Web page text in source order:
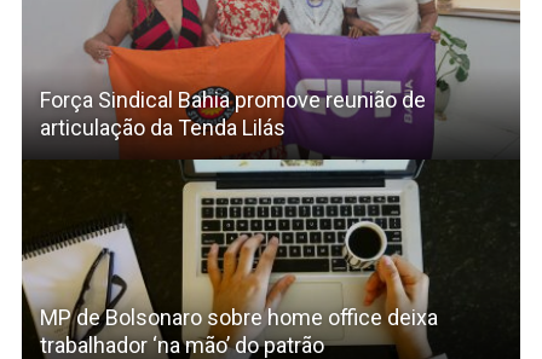
Força Sindical Bahia promove reunião de
articulação da Tenda Lilás
MP de Bolsonaro sobre home office deixa
trabalhador ‘na mão’ do patrão